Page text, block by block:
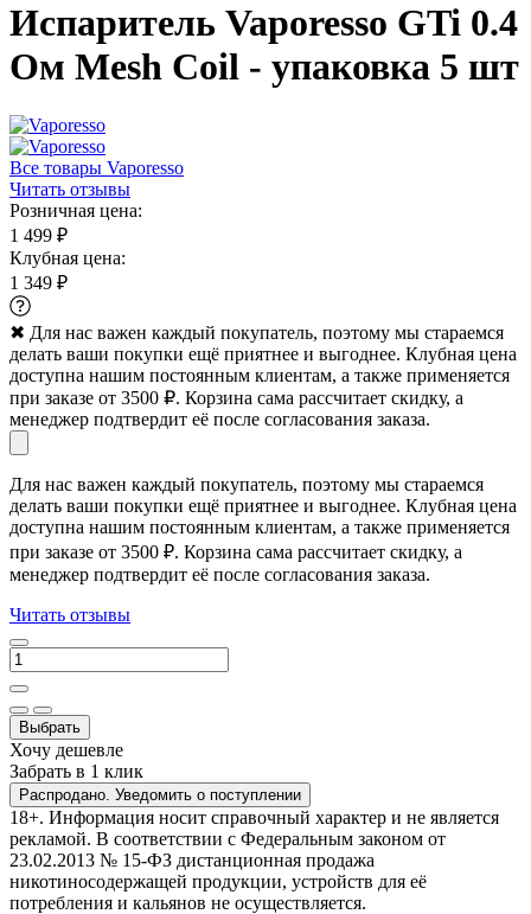
Испаритель Vaporesso GTi 0.4
Ом Mesh Coil - упаковка 5 шт
Все товары Vaporesso
Читать отзывы
Розничная цена:
1 499 ₽
Клубная цена:
1 349 ₽
✖ Для нас важен каждый покупатель, поэтому мы стараемся
делать ваши покупки ещё приятнее и выгоднее. Клубная цена
доступна нашим постоянным клиентам, а также применяется
при заказе от 3500 ₽. Корзина сама рассчитает скидку, а
менеджер подтвердит её после согласования заказа.
Для нас важен каждый покупатель, поэтому мы стараемся
делать ваши покупки ещё приятнее и выгоднее. Клубная цена
доступна нашим постоянным клиентам, а также применяется
при заказе от 3500 ₽. Корзина сама рассчитает скидку, а
менеджер подтвердит её после согласования заказа.
Читать отзывы
Выбрать
Хочу дешевле
Забрать в 1 клик
Распродано. Уведомить о поступлении
18+. Информация носит справочный характер и не является
рекламой. В соответствии с Федеральным законом от
23.02.2013 № 15-ФЗ дистанционная продажа
никотиносодержащей продукции, устройств для её
потребления и кальянов не осуществляется.